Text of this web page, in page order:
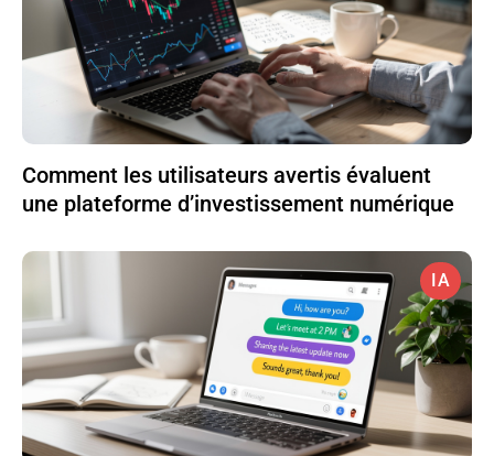
Comment les utilisateurs avertis évaluent
une plateforme d’investissement numérique
IA